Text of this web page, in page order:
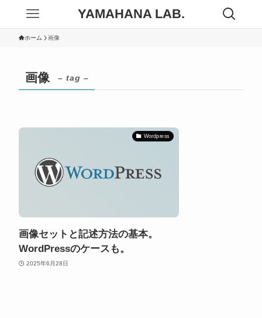
YAMAHANA LAB.
ホーム 画像
画像 – tag –
Wordpress
画像セットと記述方法の基本。
WordPressのケースも。
2025年6月28日